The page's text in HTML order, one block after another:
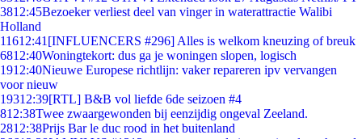
3812:45Bezoeker verliest deel van vinger in waterattractie Walibi
Holland
11612:41 [INFLUENCERS #296] Alles is welkom kneuzing of breuk
6812:40Woningtekort: dus ga je woningen slopen, logisch
1912:40Nieuwe Europese richtlijn: vaker repareren ipv vervangen
voor nieuw
19312:39[RTL] B&B vol liefde 6de seizoen #4
812:38Twee zwaargewonden bij eenzijdig ongeval Zeeland.
2812:38Prijs Bar le duc rood in het buitenland